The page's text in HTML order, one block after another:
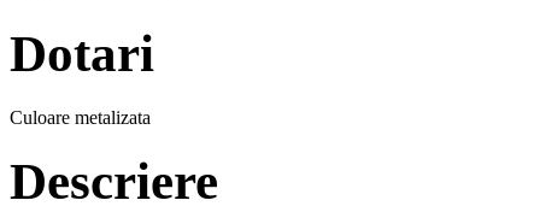
Dotari
Culoare metalizata
Descriere